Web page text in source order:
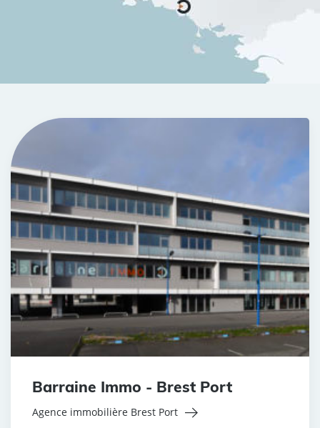
Barraine Immo - Brest Port
Agence immobilière Brest Port